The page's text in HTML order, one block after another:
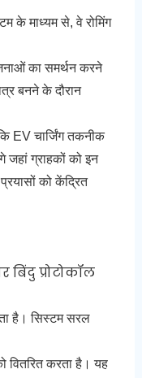
के माध्यम से, वे रोमिंग
का समर्थन करने
बनने के दौरान
EV चार्जिंग तकनीक
ग्राहकों को इन
को केंद्रित
बिंदु प्रोटोकॉल
है। सिस्टम सरल
वितरित करता है। यह